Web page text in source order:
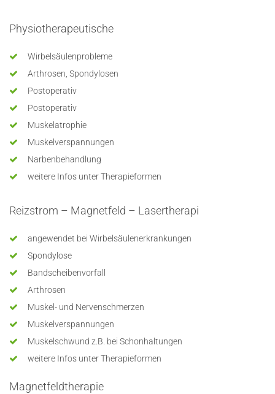
Physiotherapeutische
Wirbelsäulenprobleme
Arthrosen, Spondylosen
Postoperativ
Postoperativ
Muskelatrophie
Muskelverspannungen
Narbenbehandlung
weitere Infos unter Therapieformen
Reizstrom – Magnetfeld – Lasertherapi
angewendet bei Wirbelsäulenerkrankungen
Spondylose
Bandscheibenvorfall
Arthrosen
Muskel- und Nervenschmerzen
Muskelverspannungen
Muskelschwund z.B. bei Schonhaltungen
weitere Infos unter Therapieformen
Magnetfeldtherapie